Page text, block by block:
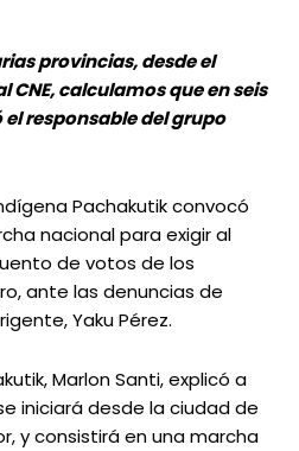
provincias, desde el
CNE, calculamos que en seis
responsable del grupo
Pachakutik convocó
nacional para exigir al
de votos de los
ante las denuncias de
Yaku Pérez.
Marlon Santi, explicó a
iniciará desde la ciudad de
y consistirá en una marcha